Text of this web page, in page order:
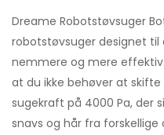
Dreame Robotstøvsuger
robotstøvsuger designet
nemmere og mere
at du ikke behøver at
sugekraft på 4000 Pa, der
snavs og hår fra